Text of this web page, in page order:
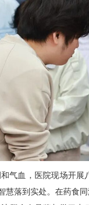
气血，医院现场开
慧落到实处。在药食